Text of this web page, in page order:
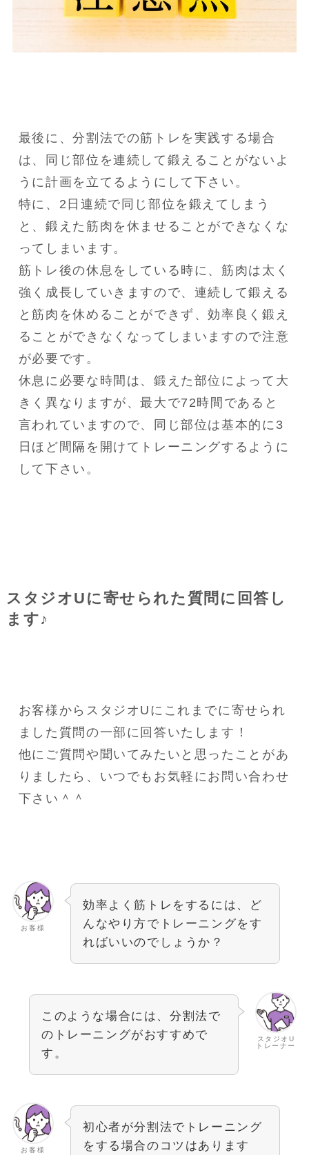
最後に、分割法での筋トレを実践する場合
は、同じ部位を連続して鍛えることがないよ
うに計画を立てるようにして下さい。
特に、2日連続で同じ部位を鍛えてしまう
と、鍛えた筋肉を休ませることができなくな
ってしまいます。
筋トレ後の休息をしている時に、筋肉は太く
強く成長していきますので、連続して鍛える
と筋肉を休めることができず、効率良く鍛え
ることができなくなってしまいますので注意
が必要です。
休息に必要な時間は、鍛えた部位によって大
きく異なりますが、最大で72時間であると
言われていますので、同じ部位は基本的に3
日ほど間隔を開けてトレーニングするように
して下さい。
スタジオUに寄せられた質問に回答し
ます♪
お客様からスタジオUにこれまでに寄せられ
ました質問の一部に回答いたします！
他にご質問や聞いてみたいと思ったことがあ
りましたら、いつでもお気軽にお問い合わせ
下さい＾＾
お客様
効率よく筋トレをするには、ど
んなやり方でトレーニングをす
ればいいのでしょうか？
スタジオU
トレーナー
このような場合には、分割法で
のトレーニングがおすすめで
す。
お客様
初心者が分割法でトレーニング
をする場合のコツはあります